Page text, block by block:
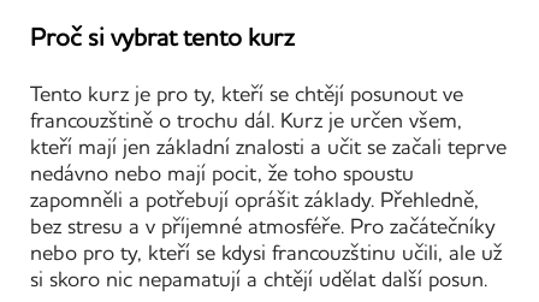
Proč si vybrat tento kurz
Tento kurz je pro ty, kteří se chtějí posunout ve
francouzštině o trochu dál. Kurz je určen všem,
kteří mají jen základní znalosti a učit se začali teprve
nedávno nebo mají pocit, že toho spoustu
zapomněli a potřebují oprášit základy. Přehledně,
bez stresu a v příjemné atmosféře. Pro začátečníky
nebo pro ty, kteří se kdysi francouzštinu učili, ale už
si skoro nic nepamatují a chtějí udělat další posun.